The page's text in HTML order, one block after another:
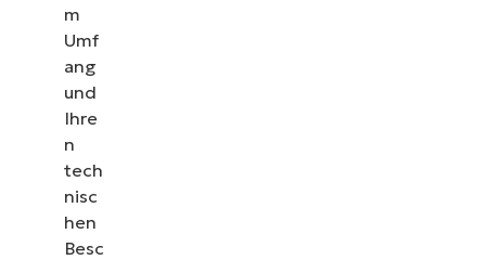
m
Umf
ang
und
Ihre
n
tech
nisc
hen
Besc